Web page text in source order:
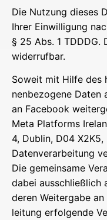
Die Nut­zung die­ses
Ihrer Ein­wil­li­gung
§ 25 Abs. 1 TDDDG.
widerrufbar.
Soweit mit Hil­fe des
nen­be­zo­ge­ne Daten
an Face­book
Meta Plat­forms
4, Dub­lin, D04
Daten­ver­ar­bei­tung
Die gemein­sa­me
dabei aus­schließ­lich
deren Wei­ter­ga­be
lei­tung erfol­gen­de